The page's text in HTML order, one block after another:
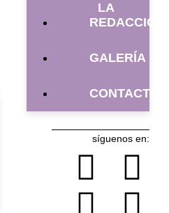
LA
REDACCIÓN
GALERÍA
CONTACTO
síguenos en: